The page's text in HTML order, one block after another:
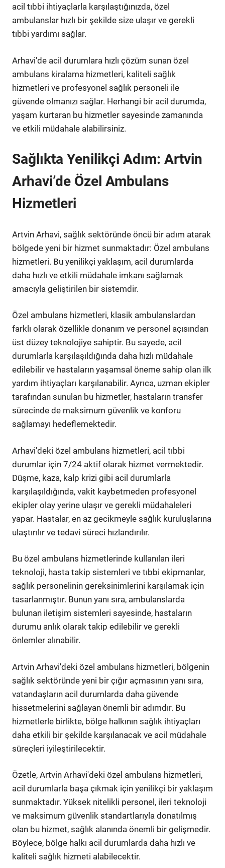
acil tıbbi ihtiyaçlarla karşılaştığınızda, özel
ambulanslar hızlı bir şekilde size ulaşır ve gerekli
tıbbi yardımı sağlar.
Arhavi'de acil durumlara hızlı çözüm sunan özel
ambulans kiralama hizmetleri, kaliteli sağlık
hizmetleri ve profesyonel sağlık personeli ile
güvende olmanızı sağlar. Herhangi bir acil durumda,
yaşam kurtaran bu hizmetler sayesinde zamanında
ve etkili müdahale alabilirsiniz.
Sağlıkta Yenilikçi Adım: Artvin
Arhavi’de Özel Ambulans
Hizmetleri
Artvin Arhavi, sağlık sektöründe öncü bir adım atarak
bölgede yeni bir hizmet sunmaktadır: Özel ambulans
hizmetleri. Bu yenilikçi yaklaşım, acil durumlarda
daha hızlı ve etkili müdahale imkanı sağlamak
amacıyla geliştirilen bir sistemdir.
Özel ambulans hizmetleri, klasik ambulanslardan
farklı olarak özellikle donanım ve personel açısından
üst düzey teknolojiye sahiptir. Bu sayede, acil
durumlarla karşılaşıldığında daha hızlı müdahale
edilebilir ve hastaların yaşamsal öneme sahip olan ilk
yardım ihtiyaçları karşılanabilir. Ayrıca, uzman ekipler
tarafından sunulan bu hizmetler, hastaların transfer
sürecinde de maksimum güvenlik ve konforu
sağlamayı hedeflemektedir.
Arhavi'deki özel ambulans hizmetleri, acil tıbbi
durumlar için 7/24 aktif olarak hizmet vermektedir.
Düşme, kaza, kalp krizi gibi acil durumlarla
karşılaşıldığında, vakit kaybetmeden profesyonel
ekipler olay yerine ulaşır ve gerekli müdahaleleri
yapar. Hastalar, en az gecikmeyle sağlık kuruluşlarına
ulaştırılır ve tedavi süreci hızlandırılır.
Bu özel ambulans hizmetlerinde kullanılan ileri
teknoloji, hasta takip sistemleri ve tıbbi ekipmanlar,
sağlık personelinin gereksinimlerini karşılamak için
tasarlanmıştır. Bunun yanı sıra, ambulanslarda
bulunan iletişim sistemleri sayesinde, hastaların
durumu anlık olarak takip edilebilir ve gerekli
önlemler alınabilir.
Artvin Arhavi'deki özel ambulans hizmetleri, bölgenin
sağlık sektöründe yeni bir çığır açmasının yanı sıra,
vatandaşların acil durumlarda daha güvende
hissetmelerini sağlayan önemli bir adımdır. Bu
hizmetlerle birlikte, bölge halkının sağlık ihtiyaçları
daha etkili bir şekilde karşılanacak ve acil müdahale
süreçleri iyileştirilecektir.
Özetle, Artvin Arhavi'deki özel ambulans hizmetleri,
acil durumlarla başa çıkmak için yenilikçi bir yaklaşım
sunmaktadır. Yüksek nitelikli personel, ileri teknoloji
ve maksimum güvenlik standartlarıyla donatılmış
olan bu hizmet, sağlık alanında önemli bir gelişmedir.
Böylece, bölge halkı acil durumlarda daha hızlı ve
kaliteli sağlık hizmeti alabilecektir.